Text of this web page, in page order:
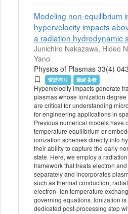
Modeling non-equilibrium
hypervelocity impacts
a radiation hydrodynamic
Junichiro Nakazawa, Hideo
Yano
Physics of Plasmas 33(4)
日
査読有り 最終著者
Hypervelocity impacts generate
plasmas whose ionization
are critical for understanding
for engineering applications in
Previous numerical models have
temperature equilibrium or
ionization schemes directly into
their ability to capture the early
state. Here, we employ a
framework that treats electron
separately and incorporates
such as thermal conduction,
electron–ion temperature
governing equations. Ionization
dedicated post-processing step